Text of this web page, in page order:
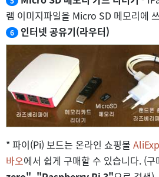
램 이미지파일을 Micro SD 메모리에
6 인터넷 공유기(라우터)
* 파이(Pi) 보드는 온라인 쇼핑몰
바오에서 쉽게 구매할 수 있습니다. (구